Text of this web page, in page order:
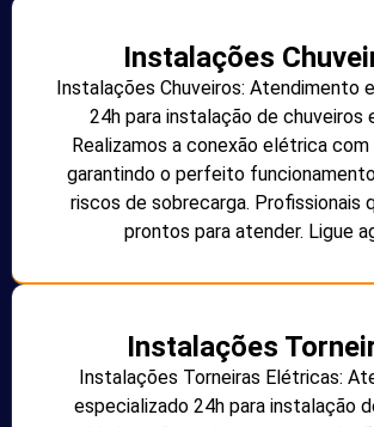
Instalações
Instalações Chuveiros: Atendimento
24h para instalação de chuveiros
Realizamos a conexão elétrica com
garantindo o perfeito
riscos de sobrecarga. Profissionais
prontos para atender. Ligue
Instalações
Instalações Torneiras Elétricas:
especializado 24h para instalação